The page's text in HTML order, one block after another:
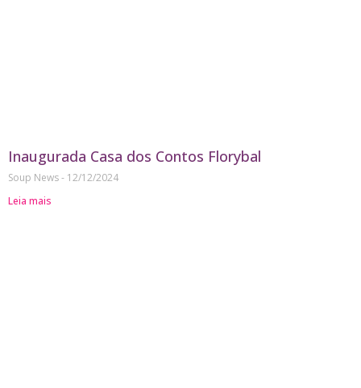
Inaugurada Casa dos Contos Florybal
Soup News
12/12/2024
Leia mais